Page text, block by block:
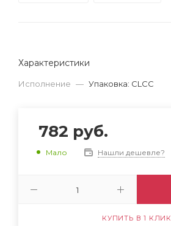
Характеристики
Исполнение — Упаковка: CLCC
782 руб.
Мало Нашли дешевле?
КУПИТЬ В 1 КЛИК